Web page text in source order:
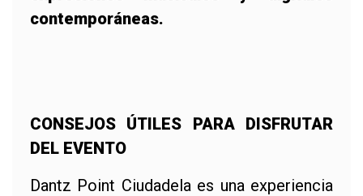
contemporáneas.
CONSEJOS ÚTILES PARA DISFRUTAR
DEL EVENTO
Dantz Point Ciudadela es una experiencia